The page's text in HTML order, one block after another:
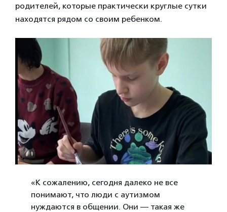
родителей, которые практически круглые сутки
находятся рядом со своим ребенком.
«К сожалению, сегодня далеко не все
понимают, что люди с аутизмом
нуждаются в общении. Они — такая же